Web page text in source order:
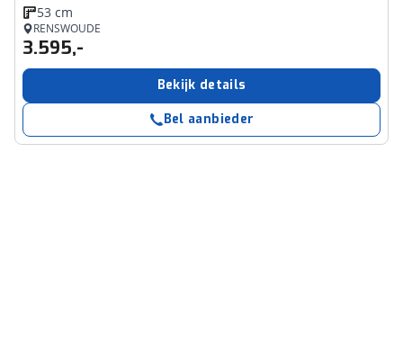
53 cm
RENSWOUDE
3.595,-
Bekijk details
Bel aanbieder